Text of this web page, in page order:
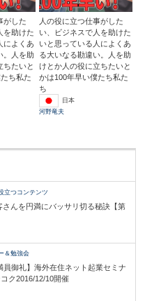
がした
を助けた
によくあ
。人を助
ちたいと
ち私た
人の役に立つ仕事がした
い、ビジネスで人を助けた
いと思っている人によくあ
る大いなる勘違い。人を助
けとか人の役に立ちたいと
かは100年早い僕たち私た
ち
日本
河野竜夫
立つコンテンツ
さんを円満にバッサリ切る秘訣【第
＆勉強会
員御礼】海外在住ネット起業セミナ
ク2016/12/10開催